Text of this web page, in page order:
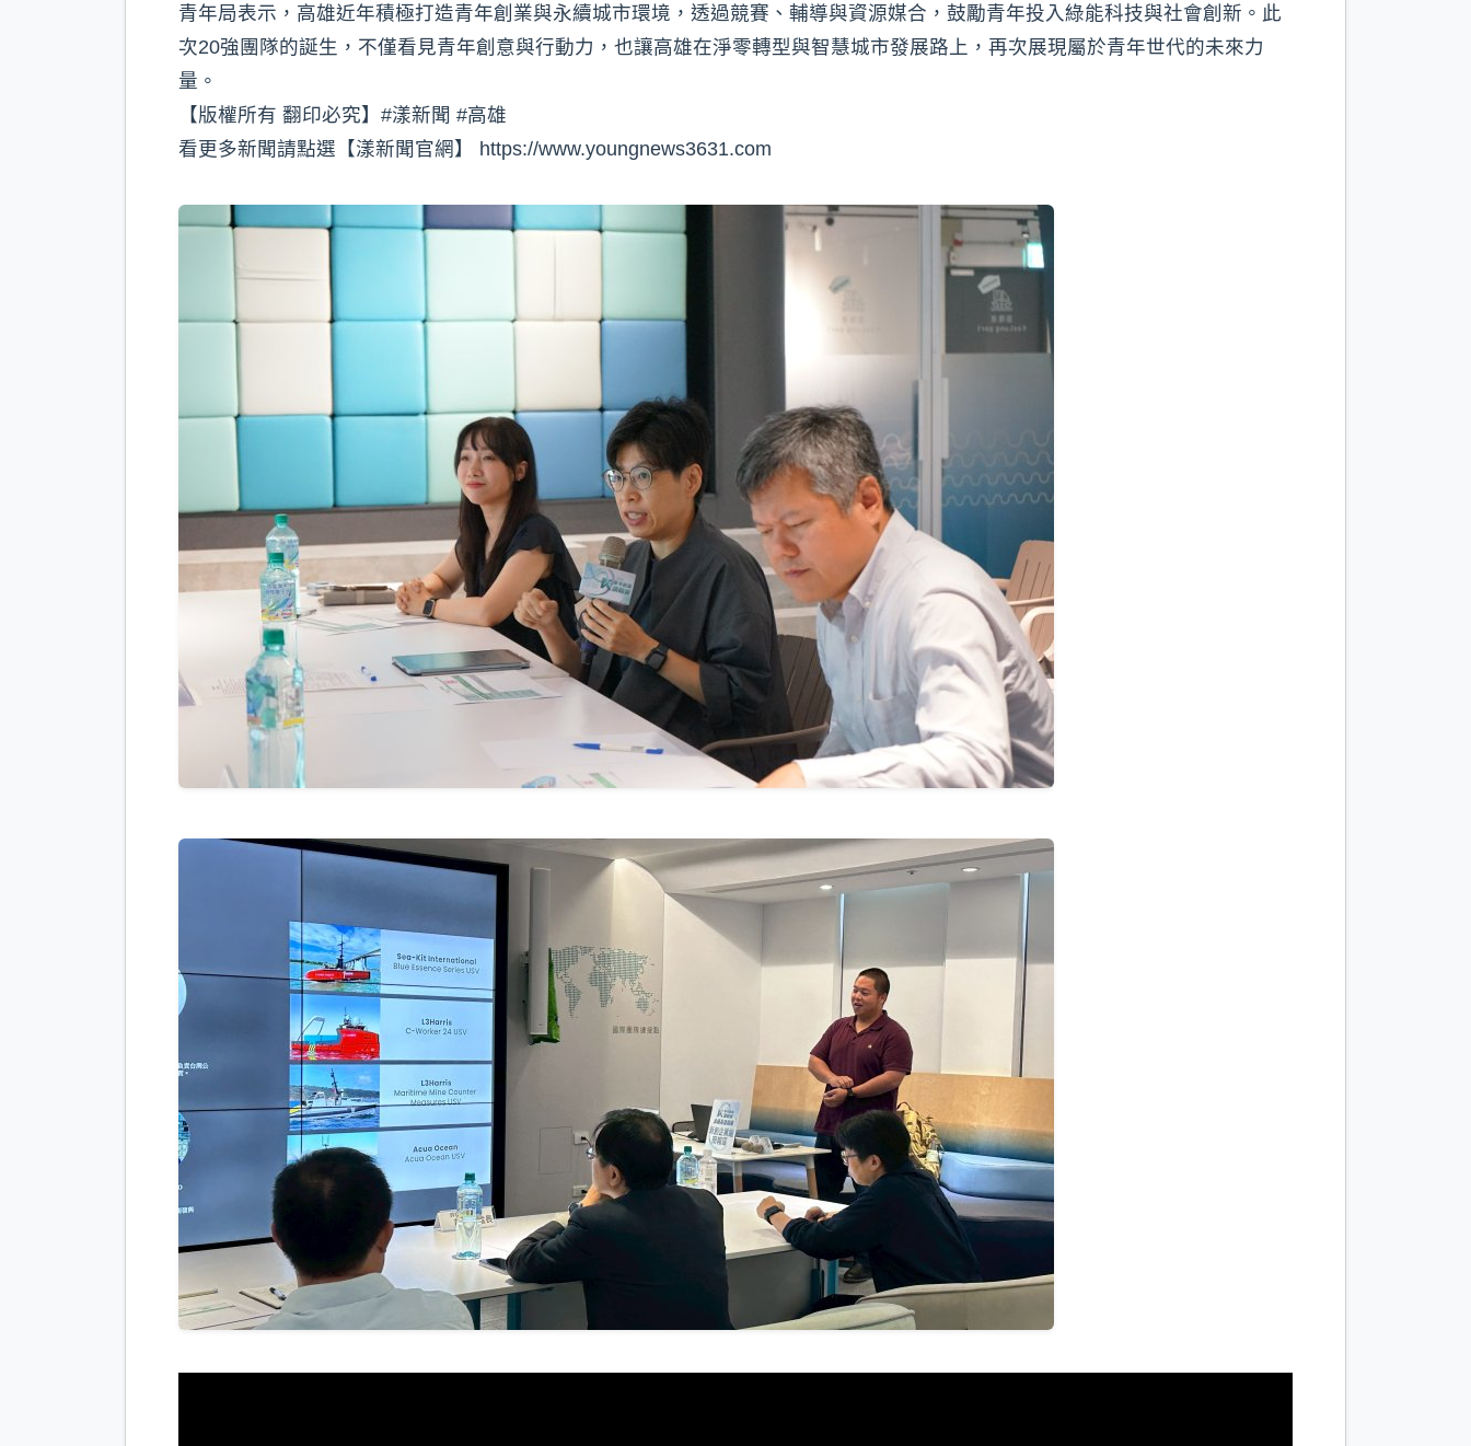
青年局表示，高雄近年積極打造青年創業與永續城市環境，透過競賽、輔導與資源媒合，鼓勵青年投入綠能科技與社會創新。此
次20強團隊的誕生，不僅看見青年創意與行動力，也讓高雄在淨零轉型與智慧城市發展路上，再次展現屬於青年世代的未來力
量。
【版權所有 翻印必究】#漾新聞 #高雄
看更多新聞請點選【漾新聞官網】 https://www.youngnews3631.com⁠